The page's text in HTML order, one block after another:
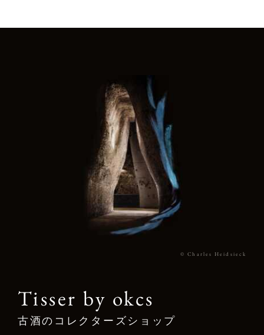
© Charles Heidsieck
Tisser by okcs
古酒のコレクターズショップ